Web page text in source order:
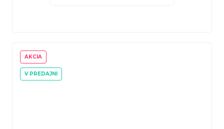
AKCIA
V PREDAJNI